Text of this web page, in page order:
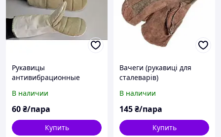
Рукавицы
антивибрационные
В наличии
60₴/пара
Купить
Вачеги (рукавиці для
сталеварів)
В наличии
145₴/пара
Купить